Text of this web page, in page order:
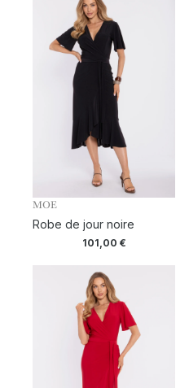
MOE
Robe de jour noire
101,00 €